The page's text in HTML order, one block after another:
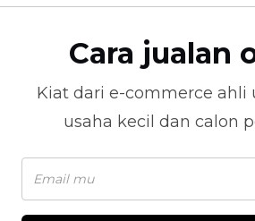
Cara jualan
Kiat dari e-commerce ahli
usaha kecil dan calon